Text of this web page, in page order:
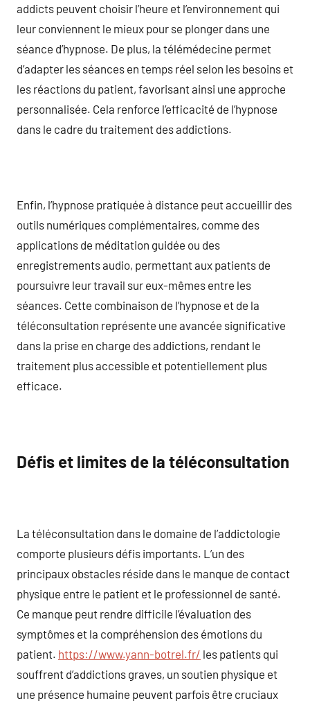
addicts peuvent choisir l’heure et l’environnement qui
leur conviennent le mieux pour se plonger dans une
séance d’hypnose. De plus, la télémédecine permet
d’adapter les séances en temps réel selon les besoins et
les réactions du patient, favorisant ainsi une approche
personnalisée. Cela renforce l’efficacité de l’hypnose
dans le cadre du traitement des addictions.
Enfin, l’hypnose pratiquée à distance peut accueillir des
outils numériques complémentaires, comme des
applications de méditation guidée ou des
enregistrements audio, permettant aux patients de
poursuivre leur travail sur eux-mêmes entre les
séances. Cette combinaison de l’hypnose et de la
téléconsultation représente une avancée significative
dans la prise en charge des addictions, rendant le
traitement plus accessible et potentiellement plus
efficace.
Défis et limites de la téléconsultation
La téléconsultation dans le domaine de l’addictologie
comporte plusieurs défis importants. L’un des
principaux obstacles réside dans le manque de contact
physique entre le patient et le professionnel de santé.
Ce manque peut rendre difficile l’évaluation des
symptômes et la compréhension des émotions du
patient. https://www.yann-botrel.fr/ les patients qui
souffrent d’addictions graves, un soutien physique et
une présence humaine peuvent parfois être cruciaux